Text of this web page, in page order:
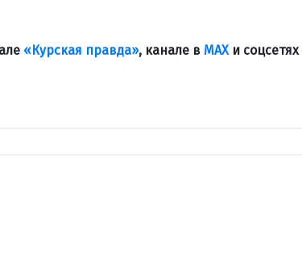
«Курская правда», канале в МАХи соцсетях